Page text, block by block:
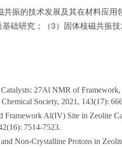
振的技术发展及其在材料应
础研究；（3）固体核磁共振
27Al NMR of
Society, 2021, 143(17):
Framework Al(IV) Site in Zeolite
7514-7523.
Non-Crystalline Protons in